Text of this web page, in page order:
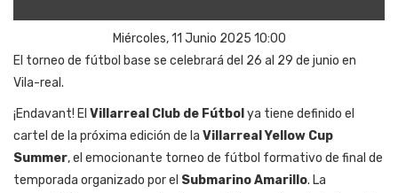
Miércoles, 11 Junio 2025 10:00
El torneo de fútbol base se celebrará del 26 al 29 de junio en
Vila-real.
¡Endavant! El Villarreal Club de Fútbol ya tiene definido el
cartel de la próxima edición de la Villarreal Yellow Cup
Summer, el emocionante torneo de fútbol formativo de final de
temporada organizado por el Submarino Amarillo. La